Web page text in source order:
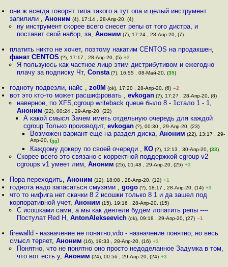
они ж всегда говорят типа такого а тут опа и целый инструмент
запилили ,Аноним (4), 17:14 , 28-Апр-20, (4)
ну инструмент скорее всего снесет репы от того дистра, и
поставит свой набор, за, Аноним (7), 17:24 , 28-Апр-20, (7)
платить никто не хочет, поэтому накатим CENTOS на продакшен,
фанат CENTOS (?), 17:17 , 28-Апр-20, (5) +2
Я пользуюсь как частное лицо этим дистрибутивом и ежегодно
плачу за подписку Чт, Consta(?), 16:55 , 08-Май-20, (35)
годноту подвезли, найс ,zo0M (ok), 17:20 , 28-Апр-20, (6) –2
вот это кто-то может расшифровать ,evkogan (?), 17:27 , 28-Апр-20, (8)
наверное, по XFS,cgroup writeback queue было 8 - 1стало 1 - 1,
Аноним (22), 00:24 , 29-Апр-20, (22)
А какой смысл Зачем иметь отдельную очередь для каждой
cgroup Только производит, evkogan(?), 00:30 , 29-Апр-20, (23)
Возможен вариант еще на раздел диска,Аноним (22), 13:17 , 29-
Апр-20, (30)
Каждому докеру по своей очереди , КО (?), 12:13 , 30-Апр-20, (33)
Скорее всего это связано с корректной поддержкой cgroup v2
cgroups v1 умеет лим, Аноним (25), 01:48 , 29-Апр-20, (25) +3
Пора переходить,Аноним (12), 18:08 , 28-Апр-20, (12) +1
годнота надо запасаться смузями ,gogo (?), 18:17 , 28-Апр-20, (14) +3
что то нифига нет скачки 8 2 исошки только 8 1 и да зашел под
корпоративной учет,Аноним (15), 19:16 , 28-Апр-20, (15)
С исошками сами, а мы как деятели будем лопатить репы ----
Постулат Red H, AntonAlekseevich(ok), 09:18 , 29-Апр-20, (27) –1
firewalld - назначение не понятно,vdo - назначение понятно, но весь
смысл теряет,Аноним (16), 19:33 , 28-Апр-20, (16) +3
Понятно, что не понятно оно просто недоделанное Задумка в том,
что вот есть у, Аноним (24), 00:56 , 29-Апр-20, (24) +3